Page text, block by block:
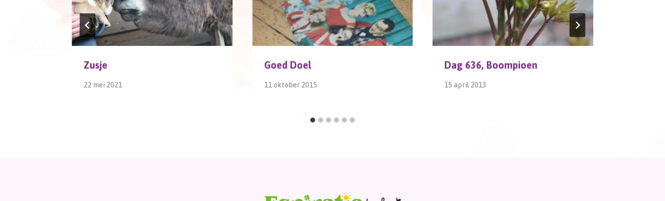
Zusje
22 mei 2021
Goed Doel
11 oktober 2015
Dag 636, Boompioen
15 april 2013